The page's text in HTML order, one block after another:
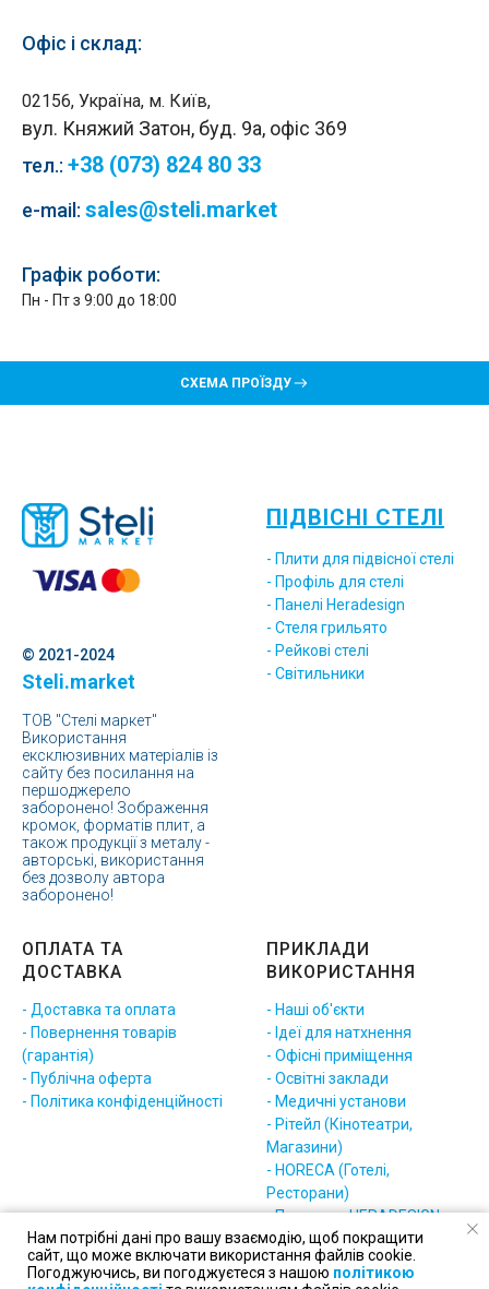
Нам потрібні дані про вашу взаємодію, щоб покращити
сайт, що може включати використання файлів cookie.
Погоджуючись, ви погоджуєтеся з нашою політикою
Офіс і склад:
02156, Україна, м. Київ,
вул. Княжий Затон, буд. 9а, офіс 369
тел.: +38 (073) 824 80 33
e-mail: sales@steli.market
Графік роботи:
Пн - Пт з 9:00 до 18:00
СХЕМА ПРОЇЗДУ
© 2021-2024
Steli.market
ТОВ "Стелі маркет"
Використання
ексклюзивних матеріалів із
сайту без посилання на
першоджерело
заборонено! Зображення
кромок, форматів плит, а
також продукції з металу -
авторські, використання
без дозволу автора
заборонено!
ПІДВІСНІ СТЕЛІ
- Плити для підвісної стелі
- Профіль для стелі
- Панелі Heradesign
- Стеля грильято
- Рейкові стелі
- Світильники
ОПЛАТА ТА
ДОСТАВКА
- Доставка та оплата
- Повернення товарів
(гарантія)
- Публічна оферта
- Політика конфіденційності
ПРИКЛАДИ
ВИКОРИСТАННЯ
- Наші об'єкти
- Ідеї для натхнення
- Офісні приміщення
- Освітні заклади
- Медичні установи
- Рітейл (Кінотеатри,
Магазини)
- HORECA (Готелі,
Ресторани)
- Приклади HERADESIGN
(різне)